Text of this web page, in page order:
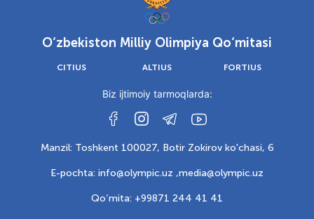
O‘zbekiston Milliy Olimpiya Qo‘mitasi
CITIUS ALTIUS FORTIUS
Biz ijtimoiy tarmoqlarda:
Manzil: Toshkent 100027, Botir Zokirov ko'chasi, 6
E-pochta: info@olympic.uz ,media@olympic.uz
Qo‘mita: +99871 244 41 41